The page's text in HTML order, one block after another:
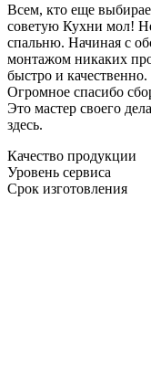
Всем, кто еще
советую Кухни мол!
спальню. Начиная с
монтажом никаких
быстро и
Огромное спасибо
Это мастер своего
здесь.
Качество продукции
Уровень сервиса
Срок изготовления